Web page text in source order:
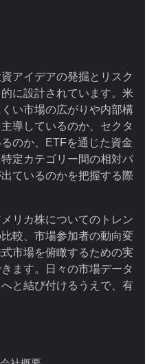
アイデアの発掘とリスク
に設計されています。米
い市場の広がりや内部構
導しているのか、セクタ
のか、ETFを通じた資金
定カテゴリー間の相対パ
ているのかを把握する際
リカ株についてのトレン
較、市場参加者の動向変
市場を俯瞰するための実
ます。日々の市場データ
と結び付けるうえで、有